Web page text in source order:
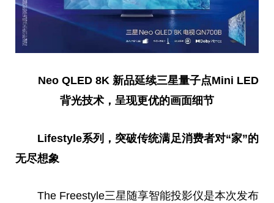
Neo QLED 8K 新品延续三星量子点Mini LED
背光技术，呈现更优的画面细节
Lifestyle系列， 突破传统满足消费者对“家”的
无尽想象
The Freestyle三星随享智能投影仪是本次发布